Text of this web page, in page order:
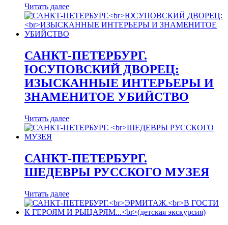
Читать далее
САНКТ-ПЕТЕРБУРГ.
ЮСУПОВСКИЙ ДВОРЕЦ:
ИЗЫСКАННЫЕ ИНТЕРЬЕРЫ И
ЗНАМЕНИТОЕ УБИЙСТВО
Читать далее
САНКТ-ПЕТЕРБУРГ.
ШЕДЕВРЫ РУССКОГО МУЗЕЯ
Читать далее